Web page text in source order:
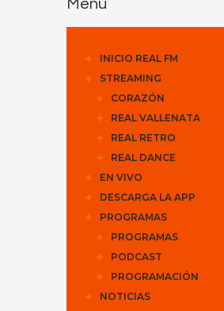
Menu
INICIO REAL FM
STREAMING
CORAZÓN
REAL VALLENATA
REAL RETRO
REAL DANCE
EN VIVO
DESCARGA LA APP
PROGRAMAS
PROGRAMAS
PODCAST
PROGRAMACIÓN
NOTICIAS